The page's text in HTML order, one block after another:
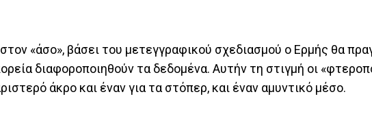
«άσο», βάσει του μετεγγραφικού σχεδιασμού ο Ερμής θα
διαφοροποιηθούν τα δεδομένα. Αυτήν τη στιγμή οι
άκρο και έναν για τα στόπερ, και έναν αμυντικό μέσο.